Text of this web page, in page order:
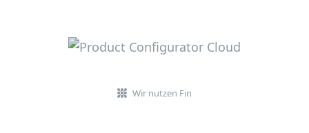
Wir nutzen Fin